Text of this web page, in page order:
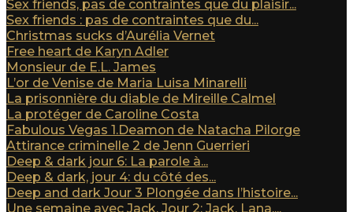
Sex friends, pas de contraintes que du plaisir...
Sex friends : pas de contraintes que du...
Christmas sucks d’Aurélia Vernet
Free heart de Karyn Adler
Monsieur de E.L. James
L’or de Venise de Maria Luisa Minarelli
La prisonnière du diable de Mireille Calmel
La protéger de Caroline Costa
Fabulous Vegas 1.Deamon de Natacha Pilorge
Attirance criminelle 2 de Jenn Guerrieri
Deep & dark jour 6: La parole à...
Deep & dark, jour 4: du côté des...
Deep and dark Jour 3 Plongée dans l’histoire...
Une semaine avec Jack, Jour 2: Jack, Lana,...